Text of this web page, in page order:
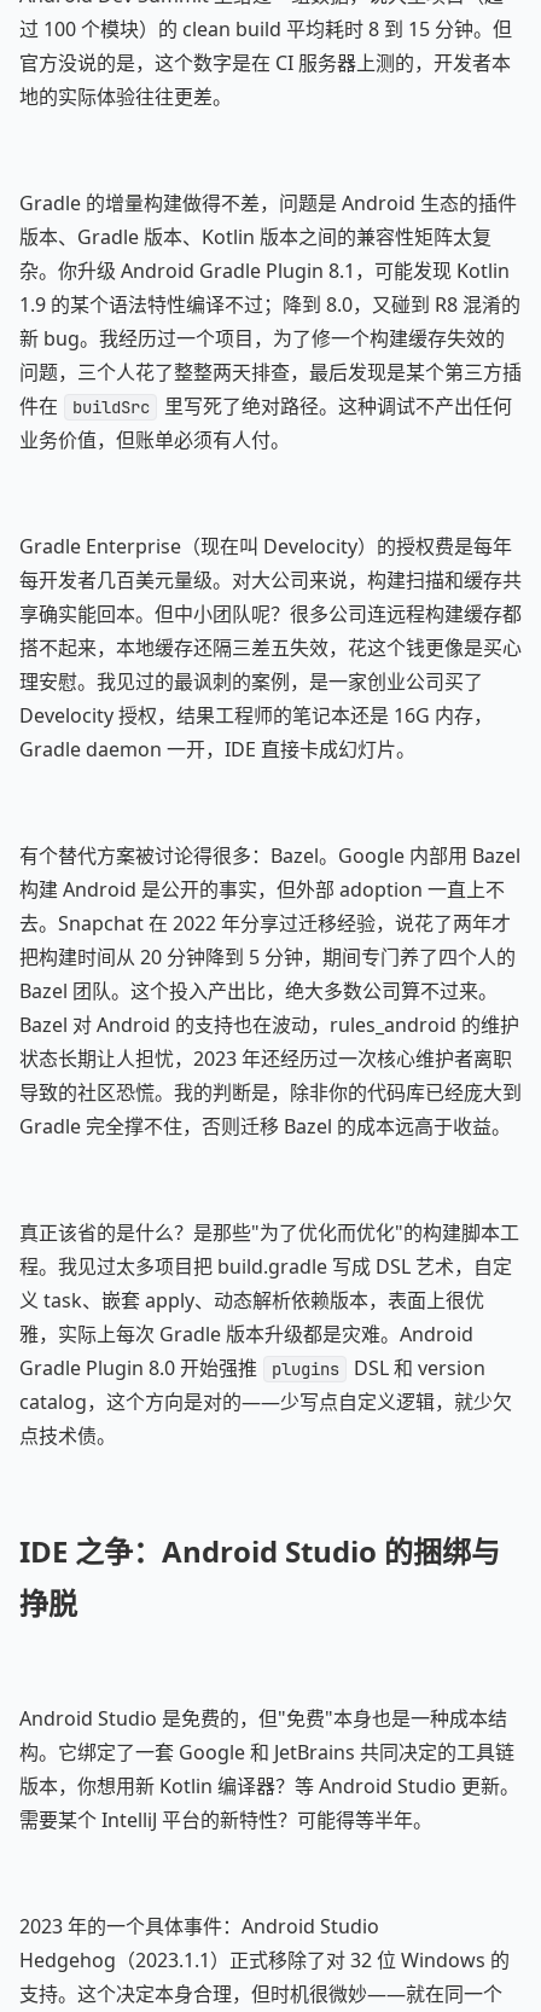
过 100 个模块）的 clean build 平均耗时 8 到 15 分钟。但
官方没说的是，这个数字是在 CI 服务器上测的，开发者本
地的实际体验往往更差。
Gradle 的增量构建做得不差，问题是 Android 生态的插件
版本、Gradle 版本、Kotlin 版本之间的兼容性矩阵太复
杂。你升级 Android Gradle Plugin 8.1，可能发现 Kotlin
1.9 的某个语法特性编译不过；降到 8.0，又碰到 R8 混淆的
新 bug。我经历过一个项目，为了修一个构建缓存失效的
问题，三个人花了整整两天排查，最后发现是某个第三方插
件在
buildSrc
里写死了绝对路径。这种调试不产出任何
业务价值，但账单必须有人付。
Gradle Enterprise（现在叫 Develocity）的授权费是每年
每开发者几百美元量级。对大公司来说，构建扫描和缓存共
享确实能回本。但中小团队呢？很多公司连远程构建缓存都
搭不起来，本地缓存还隔三差五失效，花这个钱更像是买心
理安慰。我见过的最讽刺的案例，是一家创业公司买了
Develocity 授权，结果工程师的笔记本还是 16G 内存，
Gradle daemon 一开，IDE 直接卡成幻灯片。
有个替代方案被讨论得很多：Bazel。Google 内部用 Bazel
构建 Android 是公开的事实，但外部 adoption 一直上不
去。Snapchat 在 2022 年分享过迁移经验，说花了两年才
把构建时间从 20 分钟降到 5 分钟，期间专门养了四个人的
Bazel 团队。这个投入产出比，绝大多数公司算不过来。
Bazel 对 Android 的支持也在波动，rules_android 的维护
状态长期让人担忧，2023 年还经历过一次核心维护者离职
导致的社区恐慌。我的判断是，除非你的代码库已经庞大到
Gradle 完全撑不住，否则迁移 Bazel 的成本远高于收益。
真正该省的是什么？是那些"为了优化而优化"的构建脚本工
程。我见过太多项目把 build.gradle 写成 DSL 艺术，自定
义 task、嵌套 apply、动态解析依赖版本，表面上很优
雅，实际上每次 Gradle 版本升级都是灾难。Android
Gradle Plugin 8.0 开始强推
plugins
DSL 和 version
catalog，这个方向是对的——少写点自定义逻辑，就少欠
点技术债。
IDE 之争：Android Studio 的捆绑与
挣脱
Android Studio 是免费的，但"免费"本身也是一种成本结
构。它绑定了一套 Google 和 JetBrains 共同决定的工具链
版本，你想用新 Kotlin 编译器？等 Android Studio 更新。
需要某个 IntelliJ 平台的新特性？可能得等半年。
2023 年的一个具体事件：Android Studio
Hedgehog（2023.1.1）正式移除了对 32 位 Windows 的
支持。这个决定本身合理，但时机很微妙——就在同一个